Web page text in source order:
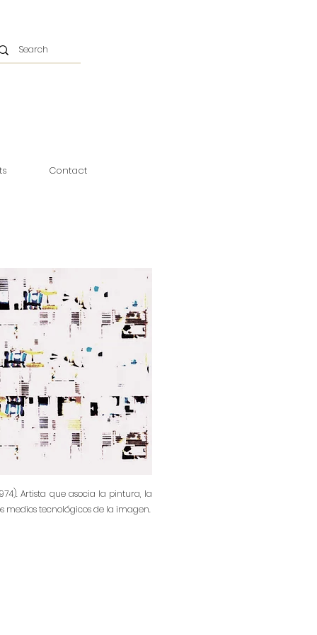
Contact
Artista que asocia la pintura, la
medios tecnológicos de la imagen.